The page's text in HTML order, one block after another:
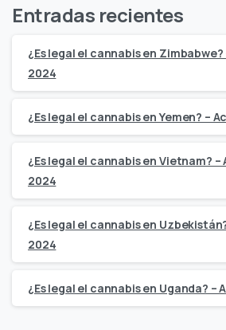
Entradas recientes
¿Es legal el cannabis en
2024
¿Es legal el cannabis en Yemen? –
¿Es legal el cannabis en Vietnam?
2024
¿Es legal el cannabis en
2024
¿Es legal el cannabis en Uganda?